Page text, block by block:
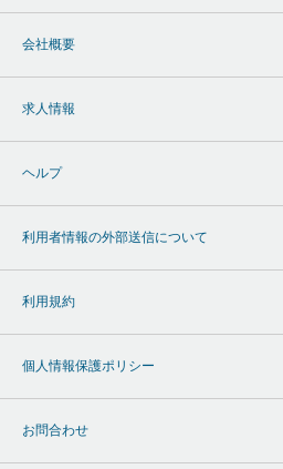
会社概要
求人情報
ヘルプ
利用者情報の外部送信について
利用規約
個人情報保護ポリシー
お問合わせ